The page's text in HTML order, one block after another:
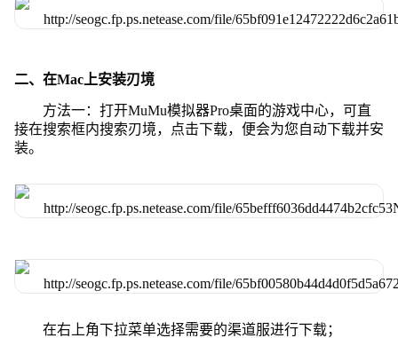
二、在Mac上安装刃境
方法一：打开MuMu模拟器Pro桌面的游戏中心，可直
接在搜索框内搜索刃境，点击下载，便会为您自动下载并安
装。
在右上角下拉菜单选择需要的渠道服进行下载；